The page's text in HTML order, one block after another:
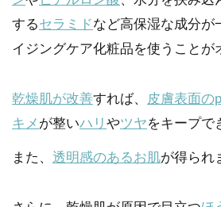
するセラミドなど高保湿な成分が
イジングケア化粧品を使うことが
乾燥肌が改善すれば、 皮膚表面の
キメ が整いハリ やツヤをキープで
また、 透明感のあるお肌が得られ